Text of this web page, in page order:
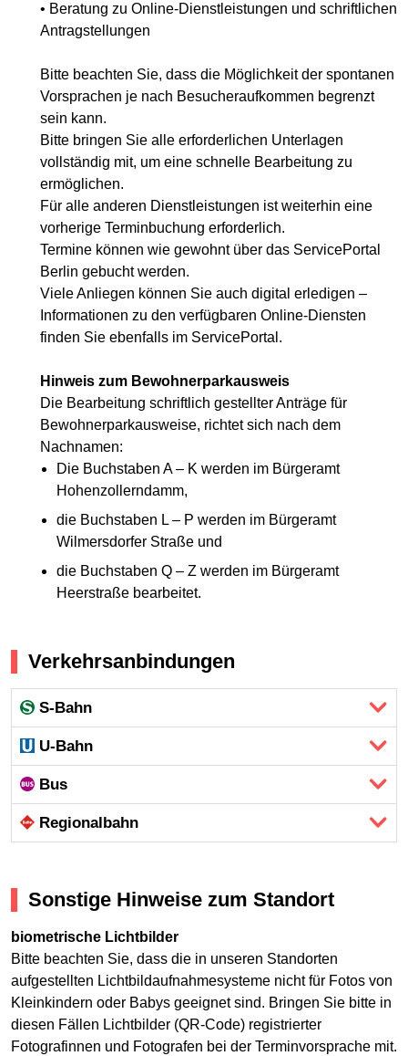
• Beratung zu Online-Dienstleistungen und schriftlichen
Antragstellungen
Bitte beachten Sie, dass die Möglichkeit der spontanen
Vorsprachen je nach Besucheraufkommen begrenzt
sein kann.
Bitte bringen Sie alle erforderlichen Unterlagen
vollständig mit, um eine schnelle Bearbeitung zu
ermöglichen.
Für alle anderen Dienstleistungen ist weiterhin eine
vorherige Terminbuchung erforderlich.
Termine können wie gewohnt über das ServicePortal
Berlin gebucht werden.
Viele Anliegen können Sie auch digital erledigen –
Informationen zu den verfügbaren Online-Diensten
finden Sie ebenfalls im ServicePortal.
Hinweis zum Bewohnerparkausweis
Die Bearbeitung schriftlich gestellter Anträge für
Bewohnerparkausweise, richtet sich nach dem
Nachnamen:
Die Buchstaben A – K werden im Bürgeramt
Hohenzollerndamm,
die Buchstaben L – P werden im Bürgeramt
Wilmersdorfer Straße und
die Buchstaben Q – Z werden im Bürgeramt
Heerstraße bearbeitet.
Verkehrsanbindungen
S-Bahn
U-Bahn
Bus
Regional­bahn
Sonstige Hinweise zum Standort
biometrische Lichtbilder
Bitte beachten Sie, dass die in unseren Standorten
aufgestellten Lichtbildaufnahmesysteme nicht für Fotos von
Kleinkindern oder Babys geeignet sind. Bringen Sie bitte in
diesen Fällen Lichtbilder (QR-Code) registrierter
Fotografinnen und Fotografen bei der Terminvorsprache mit.